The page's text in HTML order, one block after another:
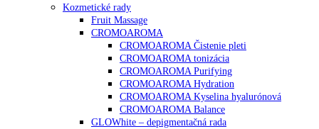
Kozmetické rady
Fruit Massage
CROMOAROMA
CROMOAROMA Čistenie pleti
CROMOAROMA tonizácia
CROMOAROMA Purifying
CROMOAROMA Hydration
CROMOAROMA Kyselina hyalurónová
CROMOAROMA Balance
GLOWhite – depigmentačná rada